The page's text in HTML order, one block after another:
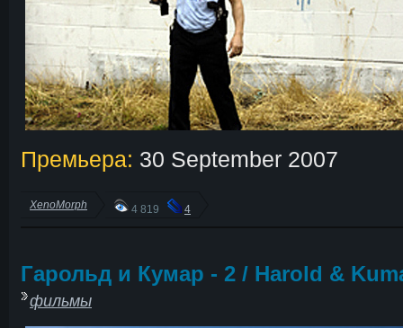
Премьера: 30 September 2007
XenoMorph 4 819 4
Гарольд и Кумар - 2 / Harold &
фильмы